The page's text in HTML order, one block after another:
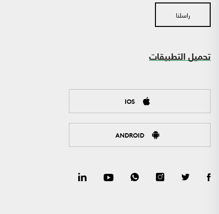
راسلنا
تحميل التطبيقات
IOS
ANDROID